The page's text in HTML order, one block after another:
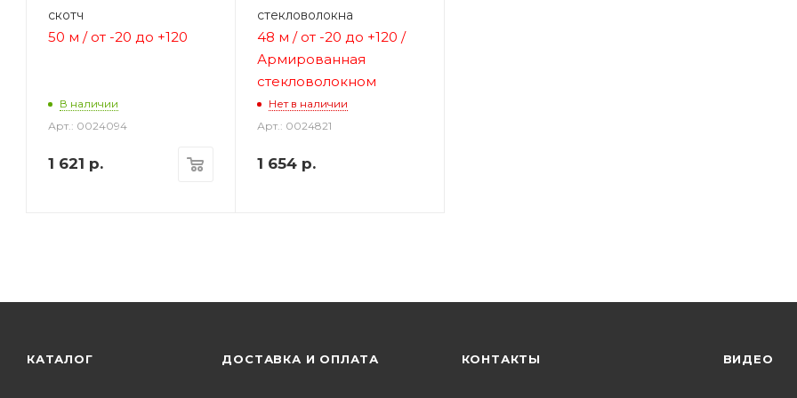
скотч
50 м / от -20 до +120
В наличии
Арт.: 0024094
1 621 р.
стекловолокна
48 м / от -20 до +120 /
Армированная
стекловолокном
Нет в наличии
Арт.: 0024821
1 654р.
КАТАЛОГ ДОСТАВКА И ОПЛАТА КОНТАКТЫ ВИДЕО